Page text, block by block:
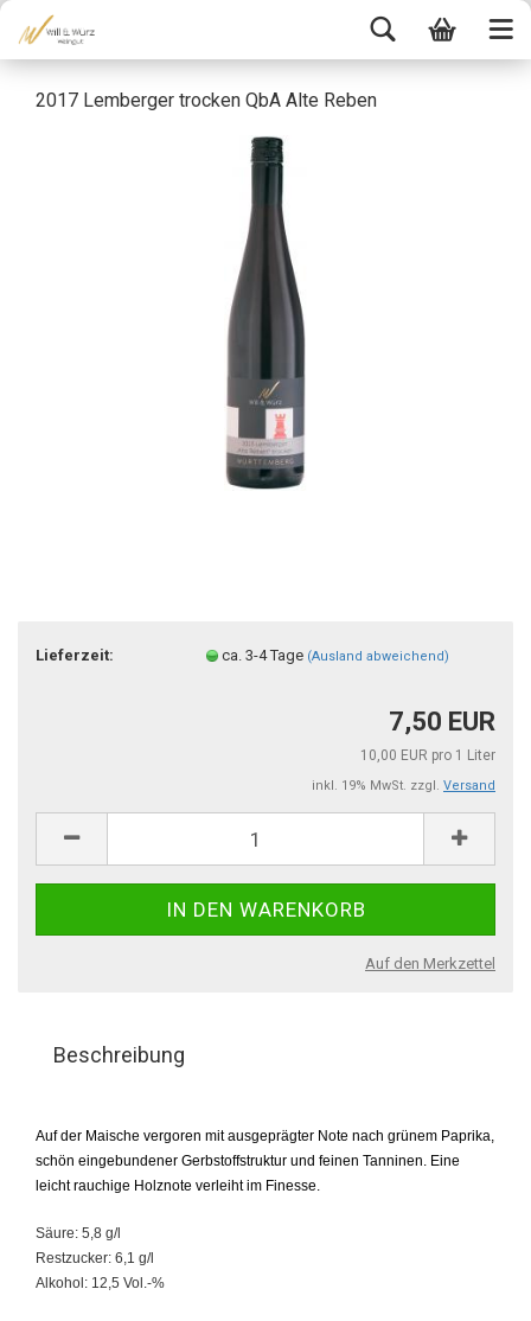
2017 Lemberger trocken QbA Alte Reben
Lieferzeit: ca. 3-4 Tage (Ausland abweichend)
7,50 EUR
10,00 EUR pro 1 Liter
inkl. 19% MwSt. zzgl. Versand
Auf den Merkzettel
Beschreibung
Auf der Maische vergoren mit ausgeprägter Note nach grünem Paprika,
schön eingebundener Gerbstoffstruktur und feinen Tanninen. Eine
leicht rauchige Holznote verleiht im Finesse.
Säure: 5,8 g/l
Restzucker: 6,1 g/l
Alkohol: 12,5 Vol.-%